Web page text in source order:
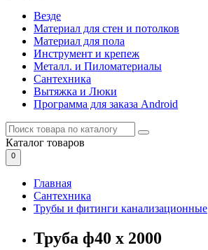
Везде
Материал для стен и потолков
Материал для пола
Инструмент и крепеж
Металл. и Пиломатериалы
Сантехника
Вытяжка и Люки
Программа для заказа Android
Каталог товаров
0
Главная
Сантехника
Трубы и фитинги канализационные
Труба ф40 х 2000